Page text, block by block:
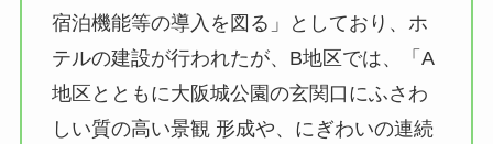
宿泊機能等の導入を図る」としており、ホ
テルの建設が行われたが、B地区では、「A
地区とともに大阪城公園の玄関口にふさわ
しい質の高い景観 形成や、にぎわいの連続